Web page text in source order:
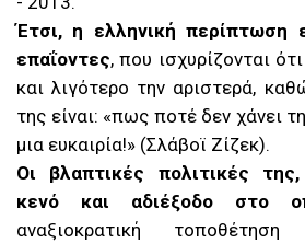
Έτσι, η ελληνική περίπτωση
επαΐοντες, που ισχυρίζονται
και λιγότερο την αριστερά,
της είναι: «πως ποτέ δεν χάνει
μια ευκαιρία!» (Σλάβοϊ Ζίζεκ).
Οι βλαπτικές πολιτικές
κενό και αδιέξοδο στο
αναξιοκρατική